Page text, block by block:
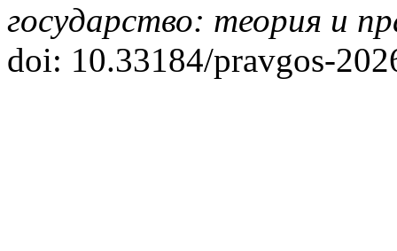
государство: теория и
doi: 10.33184/pravgos-